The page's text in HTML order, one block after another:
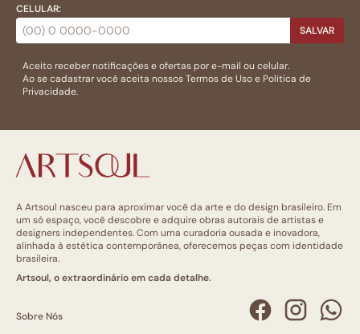
CELULAR:
SALVAR
Aceito receber notificações e ofertas por e-mail ou celular.
Ao se cadastrar você aceita nossosTermos de Usoe Politica de
Privacidade.
A Artsoul nasceu para aproximar você da arte e do design brasileiro. Em
um só espaço, você descobre e adquire obras autorais de artistas e
designers independentes. Com uma curadoria ousada e inovadora,
alinhada à estética contemporânea, oferecemos peças com identidade
brasileira.
Artsoul, o extraordinário em cada detalhe.
Sobre Nós